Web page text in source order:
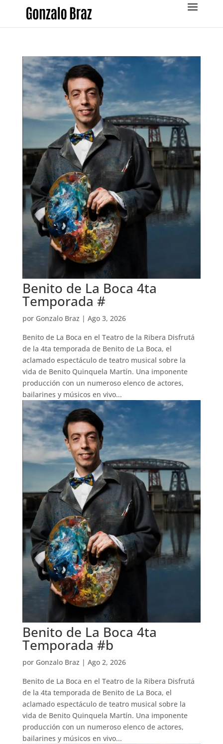
Benito de La Boca 4ta
Temporada #
por Gonzalo Braz | Ago 3, 2026
Benito de La Boca en el Teatro de la Ribera Disfrutá
de la 4ta temporada de Benito de La Boca, el
aclamado espectáculo de teatro musical sobre la
vida de Benito Quinquela Martín. Una imponente
producción con un numeroso elenco de actores,
bailarines y músicos en vivo...
Benito de La Boca 4ta
Temporada #b
por Gonzalo Braz | Ago 2, 2026
Benito de La Boca en el Teatro de la Ribera Disfrutá
de la 4ta temporada de Benito de La Boca, el
aclamado espectáculo de teatro musical sobre la
vida de Benito Quinquela Martín. Una imponente
producción con un numeroso elenco de actores,
bailarines y músicos en vivo...